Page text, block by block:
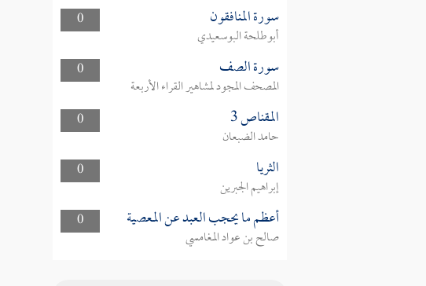
0
سورة المنافقون
أبوطلحة البوسعيدي
0
سورة الصف
المصحف المجود لمشاهير القراء الأربعة
0
المقناص 3
حامد الضبعان
0
الثريا
إبراهيم الجبرين
0
أعظم ما يحجب العبد عن المعصية
صالح بن عواد المغامسي